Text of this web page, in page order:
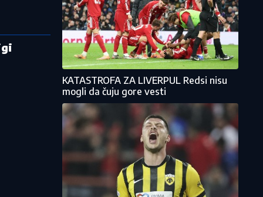
KATASTROFA ZA LIVERPUL Redsi nisu
mogli da čuju gore vesti